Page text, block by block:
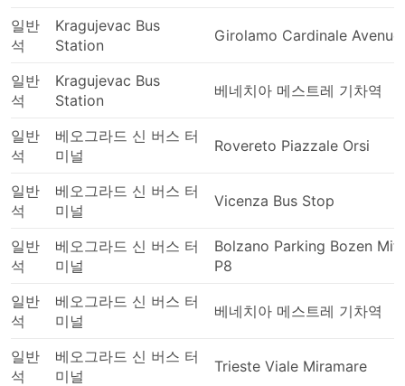
일반
석
Kragujevac Bus
Station
Girolamo Cardinale Avenue
일반
석
Kragujevac Bus
Station
베네치아 메스트레 기차역
일반
석
베오그라드 신 버스 터
미널
Rovereto Piazzale Orsi
일반
석
베오그라드 신 버스 터
미널
Vicenza Bus Stop
일반
석
베오그라드 신 버스 터
미널
Bolzano Parking Bozen
P8
일반
석
베오그라드 신 버스 터
미널
베네치아 메스트레 기차역
일반
석
베오그라드 신 버스 터
미널
Trieste Viale Miramare